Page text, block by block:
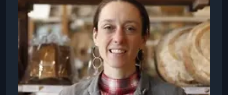
должность шеф-кондитера в ресторане отеля
Flaminia на озере Гарда в Италии. Создавала
авторские десерты в мишл